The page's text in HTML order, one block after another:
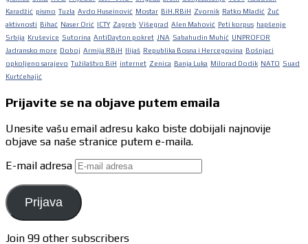
Karadžić pismo Tuzla Avdo Huseinović Mostar BiH.RBiH Zvornik Ratko Mladić Žuč
aktivnosti Bihać Naser Orić ICTY Zagreb Višegrad Alen Mahović Peti korpus hapšenje
Srbija Kruševice Sutorina AntiDayton pokret JNA Sabahudin Muhić UNPROFOR
Jadransko more Doboj Armija RBiH Ilijaš Republika Bosna i Hercegovina Bošnjaci
opkoljeno sarajevo Tužilaštvo BiH internet Zenica Banja Luka Milorad Dodik NATO Suad
Kurtćehajić
Prijavite se na objave putem emaila
Unesite vašu email adresu kako biste dobijali najnovije
objave sa naše stranice putem e-maila.
E-mail adresa
Prijava
Join 99 other subscribers